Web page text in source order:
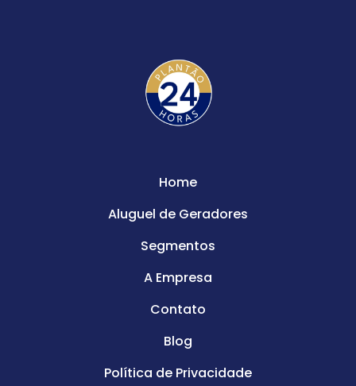
Home
Aluguel de Geradores
Segmentos
A Empresa
Contato
Blog
Política de Privacidade